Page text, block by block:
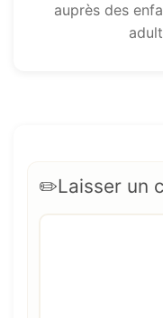
auprès des
Laisser un